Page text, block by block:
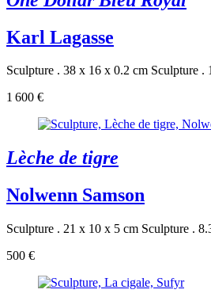
Karl Lagasse
Sculpture . 38 x 16 x 0.2 cm Sculpture .
1 600 €
Lèche de tigre
Nolwenn Samson
Sculpture . 21 x 10 x 5 cm Sculpture .
500 €